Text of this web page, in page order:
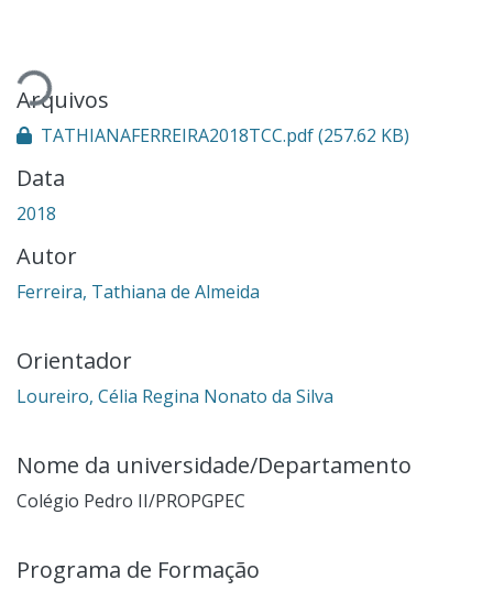
Carregando...
Arquivos
TATHIANAFERREIRA2018TCC.pdf(257.62 KB)
Data
2018
Autor
Ferreira, Tathiana de Almeida
Orientador
Loureiro, Célia Regina Nonato da Silva
Nome da universidade/Departamento
Colégio Pedro II/PROPGPEC
Programa de Formação